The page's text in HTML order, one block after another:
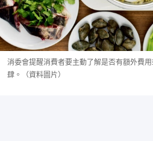
消委會提醒消費者要主動了解是否有額外費
肆。（資料圖片）